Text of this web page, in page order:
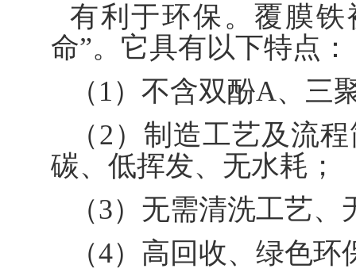
有利于环保。覆膜
命”。它具有以下特点：
（1）不含双酚A、三
（2）制造工艺及流
碳、低挥发、无水耗；
（3）无需清洗工艺
（4）高回收、绿色环